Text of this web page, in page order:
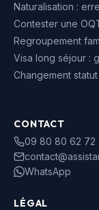
Naturalisation :
Contester une
Regroupement
Visa long séjour :
Changement
CONTACT
09 80 80 62 72
WhatsApp
LÉGAL